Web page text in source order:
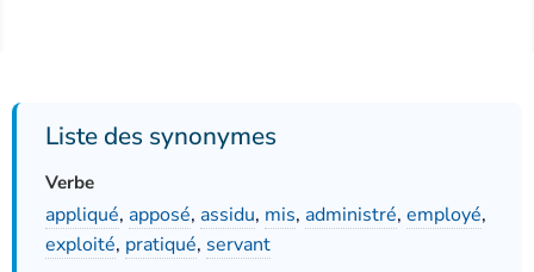
Liste des synonymes
Verbe
appliqué, apposé, assidu, mis, administré, employé,
exploité, pratiqué, servant